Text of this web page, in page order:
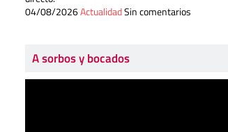
04/08/2026ActualidadSin comentarios
A sorbos y bocados